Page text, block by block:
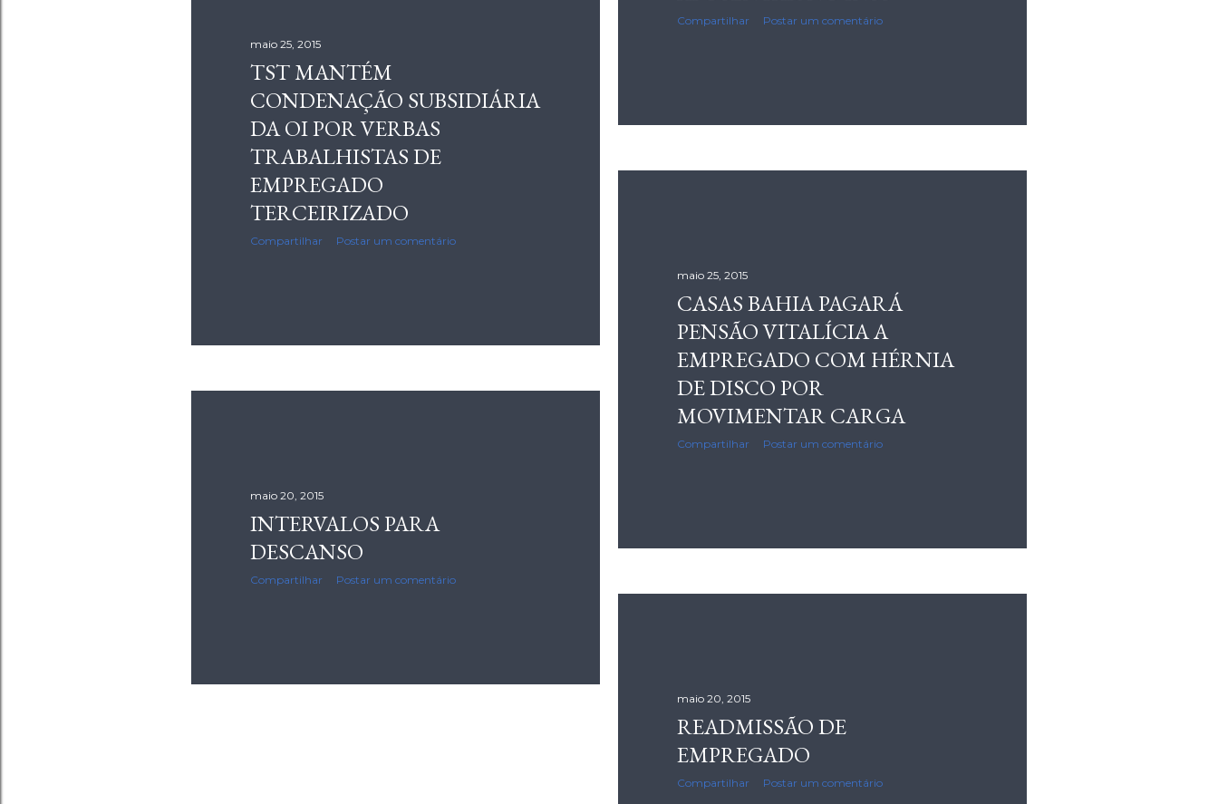
Compartilhar
Postar um comentário
maio 25, 2015
TST MANTÉM
CONDENAÇÃO SUBSIDIÁRIA
DA OI POR VERBAS
TRABALHISTAS DE
EMPREGADO
TERCEIRIZADO
Compartilhar Postar um comentário
maio 25, 2015
CASAS BAHIA PAGARÁ
PENSÃO VITALÍCIA A
EMPREGADO COM HÉRNIA
DE DISCO POR
MOVIMENTAR CARGA
Compartilhar Postar um comentário
maio 20, 2015
INTERVALOS PARA
DESCANSO
Compartilhar Postar um comentário
maio 20, 2015
READMISSÃO DE
EMPREGADO
Compartilhar Postar um comentário